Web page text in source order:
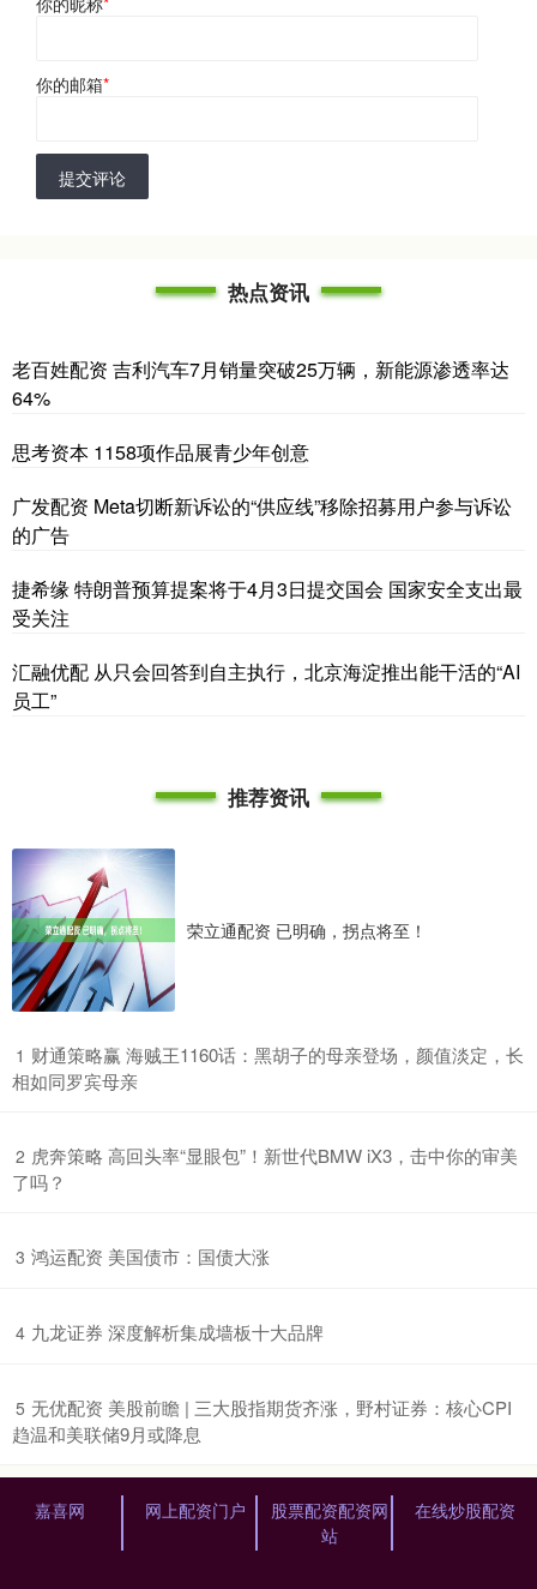
你的邮箱*
提交评论
热点资讯
老百姓配资 吉利汽车7月销量突破25万辆，新能源渗透率达
64%
思考资本 1158项作品展青少年创意
广发配资 Meta切断新诉讼的“供应线”移除招募用户参与诉讼
的广告
捷希缘 特朗普预算提案将于4月3日提交国会 国家安全支出最
受关注
汇融优配 从只会回答到自主执行，北京海淀推出能干活的“AI
员工”
推荐资讯
荣立通配资 已明确，拐点将至！
1 ​财通策略赢 海贼王1160话：黑胡子的母亲登场，颜值淡定，长
相如同罗宾母亲
2 ​虎奔策略 高回头率“显眼包”！新世代BMW iX3，击中你的审美
了吗？
3 ​鸿运配资 美国债市：国债大涨
4 ​九龙证券 深度解析集成墙板十大品牌
5 ​无优配资 美股前瞻 | 三大股指期货齐涨，野村证券：核心CPI
趋温和美联储9月或降息
嘉喜网 网上配资门户
股票配资配资网
站
在线炒股配资